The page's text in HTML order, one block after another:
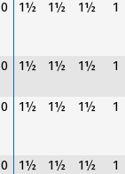
0 1½ 1½ 1½ 1
0 1½ 1½ 1½ 1
0 1½ 1½ 1½ 1
0 1½ 1½ 1½ 1